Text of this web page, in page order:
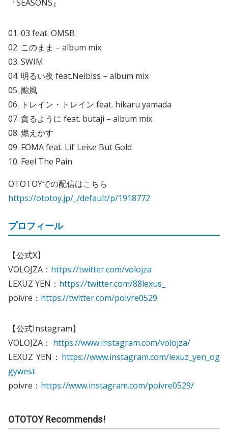
『SEASONS』
01. 03 feat. OMSB
02. このまま – album mix
03. SWIM
04. 明るい夜 feat.Neibiss – album mix
05. 颱風
06. トレイン・トレイン feat. hikaru yamada
07. 貪るように feat. butaji – album mix
08. 燃えかす
09. FOMA feat. Lil’ Leise But Gold
10. Feel The Pain
OTOTOYでの配信はこちら
https://ototoy.jp/_/default/p/1918772
プロフィール
【公式X】
VOLOJZA： https://twitter.com/volojza
LEXUZ YEN： https://twitter.com/88lexus_
poivre： https://twitter.com/poivre0529
【公式Instagram】
VOLOJZA： https://www.instagram.com/volojza/
LEXUZ YEN： https://www.instagram.com/lexuz_yen_og
gywest
poivre： https://www.instagram.com/poivre0529/
OTOTOY Recommends!